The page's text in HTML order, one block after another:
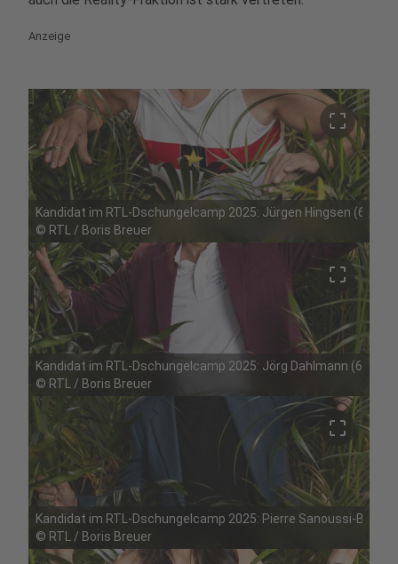
Anzeige
crop_free
Kandidat im RTL-Dschungelcamp 2025: Jürgen Hingsen (66),
© RTL / Boris Breuer
crop_free
Kandidat im RTL-Dschungelcamp 2025: Jörg Dahlmann (66),
© RTL / Boris Breuer
crop_free
Kandidat im RTL-Dschungelcamp 2025: Pierre Sanoussi-Bliss
© RTL / Boris Breuer